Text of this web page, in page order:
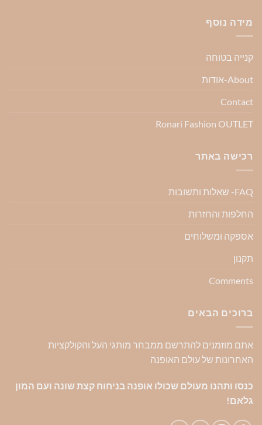
מידה נוסף
קנייה בטוחה
About-אודות
Contact
Ronari Fashion OUTLET
רכישה באתר
FAQ- שאלות ותשובות
החלפות והחזרות
אספקה ומשלוחים
תקנון
Comments
ברוכים הבאים
אתם מוזמנים להתרשם ממבחר מותגי העל והקולקציות
האחרונות של עולם האופנה
כנסו ותהנו מעולם שכולו אופנה בניחוח קצת שונה ועם המון
גלאם!